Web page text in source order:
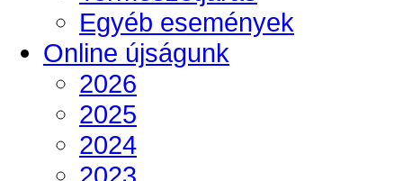
Egyéb események
Online újságunk
2026
2025
2024